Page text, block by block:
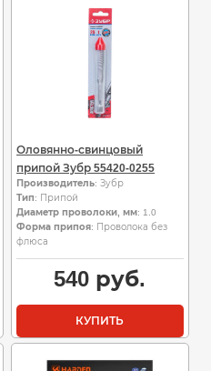
Оловянно-свинцовый
припой Зубр 55420-0255
Производитель: Зубр
Тип: Припой
Диаметр проволоки, мм: 1.0
Форма припоя: Проволока без
флюса
540 руб.
КУПИТЬ